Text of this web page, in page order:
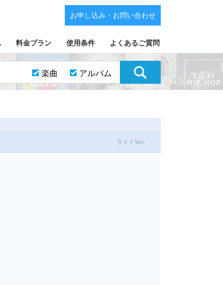
料金プラン 使用条件 よくあるご質問
お申し込み・お問い合わせ
楽曲 アルバム
ライトVer.